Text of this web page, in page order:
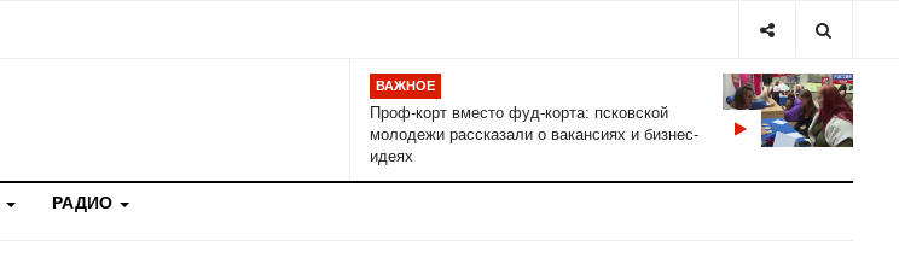
ВАЖНОЕ
Проф-корт вместо фуд-корта: псковской
молодежи рассказали о вакансиях и бизнес-
идеях
РАДИО